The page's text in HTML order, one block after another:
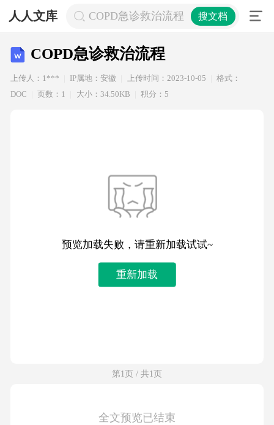
人人文库 COPD急诊救治流程 搜文档
COPD急诊救治流程
上传人：1*** IP属地：安徽 上传时间：2023-10-05
格式：
DOC
页数：1 大小：34.50KB 积分：5
预览加载失败，请重新加载试试~
重新加载
第1页 / 共1页
全文预览已结束